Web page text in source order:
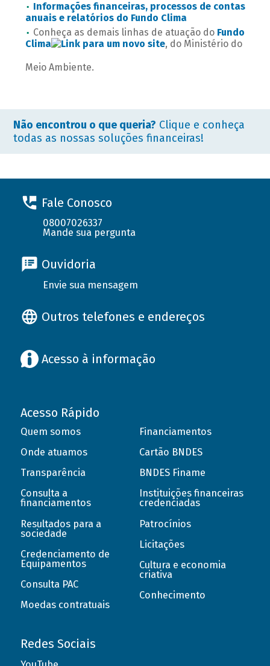
Informações financeiras, processos de contas
anuais e relatórios do Fundo Clima
Conheça as demais linhas de atuação do Fundo
Clima
, do Ministério do
Meio Ambiente.
Não encontrou o que queria? Clique e conheça
todas as nossas soluções financeiras!
Fale Conosco
08007026337
Mande sua pergunta
Ouvidoria
Envie sua mensagem
Outros telefones e endereços
Acesso à informação
Acesso Rápido
Quem somos
Onde atuamos
Transparência
Consulta a
financiamentos
Resultados para a
sociedade
Credenciamento de
Equipamentos
Consulta PAC
Moedas contratuais
Financiamentos
Cartão BNDES
BNDES Finame
Instituições financeiras
credenciadas
Patrocínios
Licitações
Cultura e economia
criativa
Conhecimento
Redes Sociais